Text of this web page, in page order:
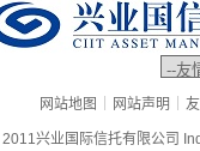
网站地图 | 网站声明 |
兴业国际信托有限公司